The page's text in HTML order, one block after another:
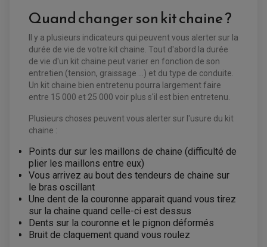
FREINAGE
ACCESSOIRE + VISSERIE FREINAGE
DISQUE DE FREIN
PLAQUETTE DE FREIN
KIT DURITE DE FREIN
KIT DURITE D'EMBRAYAGE MOTO
ACCESSOIRES ELECTRIQUE QUAD / SSV
BOITIER CDI QUAD ET SSV
CHARGEUR DE BATTERIE QUAD / SSV
COMPTEUR QUAD / SSV
CONTACTEUR A CLÉ QUAD
DÉMARREUR
ECLAIRAGE LED / HALOGÈNE
STATOR ET REDRESSEUR / REGULATEUR
VENTILATEUR DE RADIATEUR
EQUIPEMENT FREINAGE QUAD / SSV
DISQUE DE FREIN QUAD / SSV
KIT REPARATION MAÎTRE CYLINDRE QUAD / SSV
PLAQUETTES DE FREIN QUAD / SSV
HUILE ET PRODUIT D'ENTRETIEN QUAD
HUILE POUR QUAD
PRODUIT D'ENTRETIEN QUAD
JANTES / ACCESSOIRES QUAD ET SSV
PNEUMATIQUE
CHAMBRE À AIR
EQUIPEMENT FREINAGE MOTO CROSS ET
ENDURO
ACCESSOIRES FREINAGE
DISQUE DE FREIN AVANT
DISQUE DE FREIN ARRIÈRE
PLAQUETTE DE FREIN
KIT RÉPARATION PÉDALE DE FREIN
Quand changer son kit chaine ?
Il y a plusieurs indicateurs qui peuvent vous alerter sur la
durée de vie de votre kit chaine. Tout d'abord la durée
de vie d'un kit chaine peut varier en fonction de son
entretien (tension, graissage ...) et du type de conduite.
Un kit chaine bien entretenu pourra largement faire
entre 15 000 et 25 000 voir plus s'il est bien entretenu.
Plusieurs choses peuvent vous alerter sur l'usure du kit
chaine :
Points dur sur les maillons de chaine (difficulté de
plier les maillons entre eux)
Vous arrivez au bout des tendeurs de chaine sur
le bras oscillant
Une dent de la couronne apparait quand vous tirez
sur la chaine quand celle-ci est dessus
Dents sur la couronne et le pignon déformés
Bruit de claquement quand vous roulez